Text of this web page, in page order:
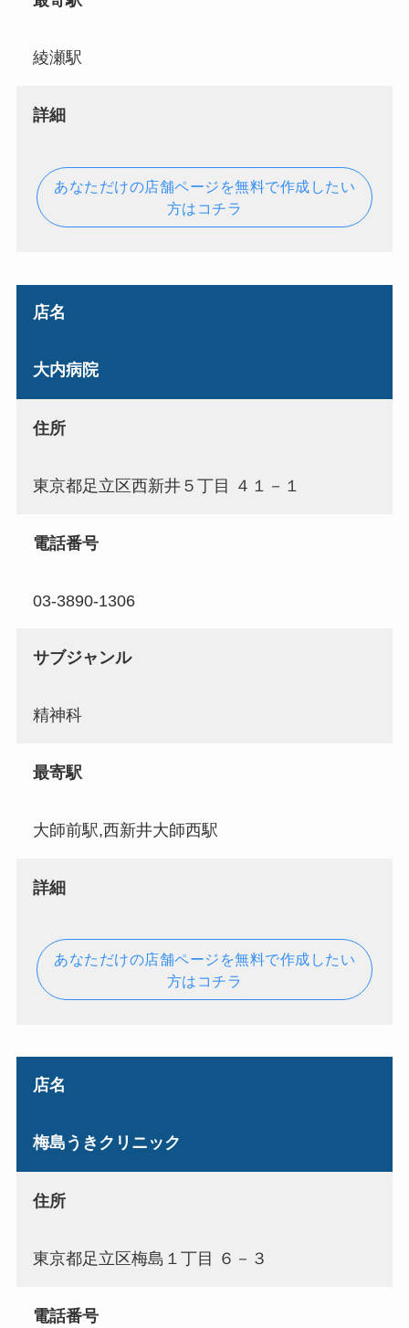
綾瀬駅
詳細
あなただけの店舗ページを無料で作成したい
方はコチラ
店名
大内病院
住所
東京都足立区西新井５丁目 ４１－１
電話番号
03-3890-1306
サブジャンル
精神科
最寄駅
大師前駅,西新井大師西駅
詳細
あなただけの店舗ページを無料で作成したい
方はコチラ
店名
梅島うきクリニック
住所
東京都足立区梅島１丁目 ６－３
電話番号